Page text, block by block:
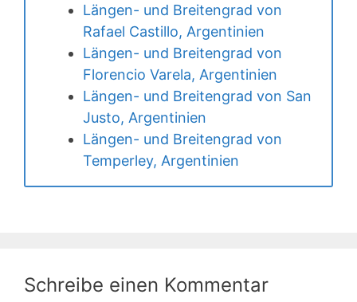
Längen- und Breitengrad von
Rafael Castillo, Argentinien
Längen- und Breitengrad von
Florencio Varela, Argentinien
Längen- und Breitengrad von San
Justo, Argentinien
Längen- und Breitengrad von
Temperley, Argentinien
Schreibe einen Kommentar